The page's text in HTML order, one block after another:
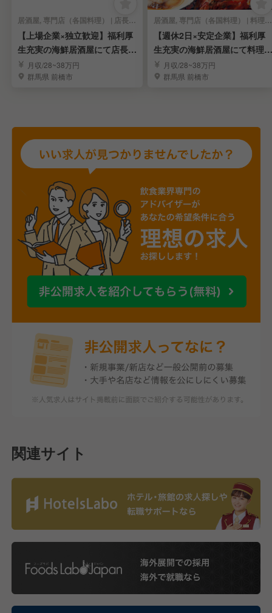
居酒屋, 専門店（各国料理） | 店長・店長候補
【上場企業×独立歓迎】福利厚
生充実の海鮮居酒屋にて店長候
補募集！
月収/28~38万円
群馬県 前橋市
居酒屋, 専門店（各国料理） | 料理長・料理長候補
【週休2日×安定企業】福利厚
生充実の海鮮居酒屋にて料理長
を募集✨
月収/28~38万円
群馬県 前橋市
関連サイト